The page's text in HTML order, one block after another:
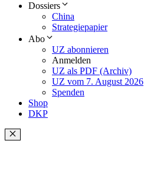
Dossiers
China
Strategiepapier
Abo
UZ abonnieren
Anmelden
UZ als PDF (Archiv)
UZ vom 7. August 2026
Spenden
Shop
DKP
Schließen